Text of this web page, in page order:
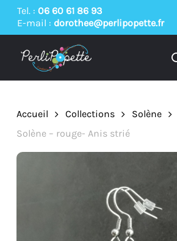
Skip
content
Tel. : 06 60 61 86 93
E-mail : dorothee@perlipopette.fr
Accueil Collections Solène
Solène – rouge- Anis strié